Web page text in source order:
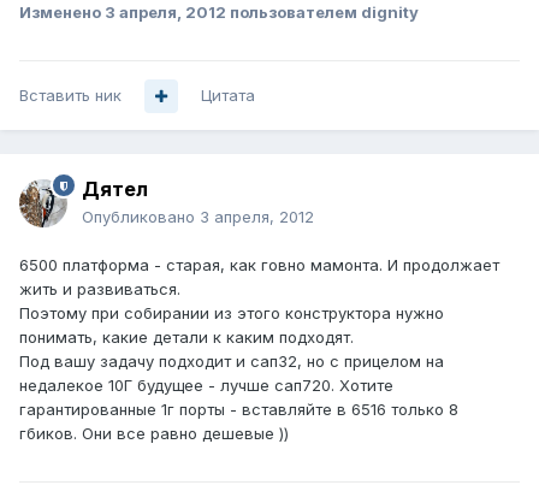
Изменено 3 апреля, 2012 пользователем dignity
Вставить ник Цитата
Дятел
Опубликовано 3 апреля, 2012
6500 платформа - старая, как говно мамонта. И продолжает
жить и развиваться.
Поэтому при собирании из этого конструктора нужно
понимать, какие детали к каким подходят.
Под вашу задачу подходит и сап32, но с прицелом на
недалекое 10Г будущее - лучше сап720. Хотите
гарантированные 1г порты - вставляйте в 6516 только 8
гбиков. Они все равно дешевые ))